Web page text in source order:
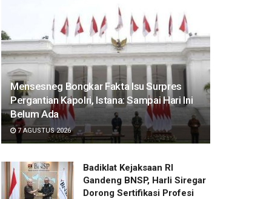
Mensesneg Bongkar Fakta Isu Surpres
Pergantian Kapolri, Istana: Sampai Hari Ini
Belum Ada
7 AGUSTUS 2026
Badiklat Kejaksaan RI
Gandeng BNSP, Harli Siregar
Dorong Sertifikasi Profesi